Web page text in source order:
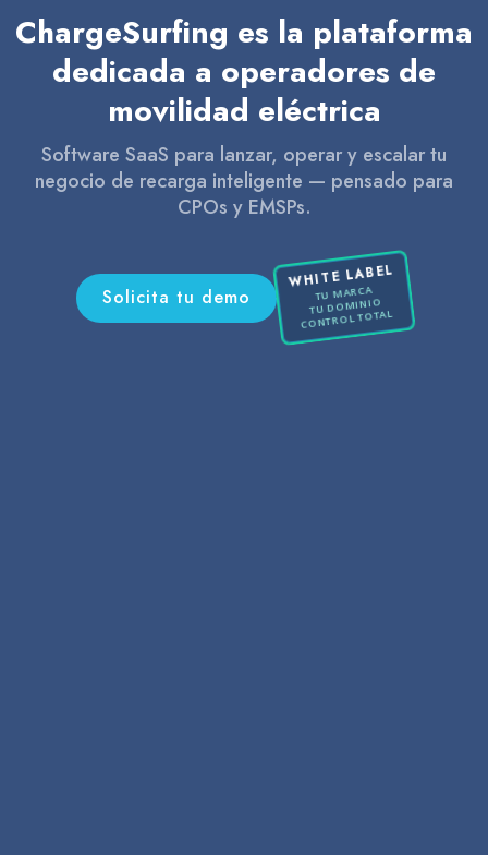
ChargeSurfing es la plataforma
dedicada a operadores de
movilidad eléctrica
Software SaaS para lanzar, operar y escalar tu
negocio de recarga inteligente — pensado para
CPOs y EMSPs.
Solicita tu demo
WHITE LABEL
TU MARCA
TU DOMINIO
CONTROL TOTAL